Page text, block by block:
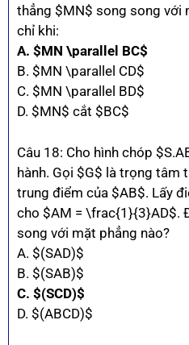
thẳng $MN$ song song với
chỉ khi:
A. $MN \parallel BC$
B. $MN \parallel CD$
C. $MN \parallel BD$
D. $MN$ cắt $BC$
Câu 18: Cho hình chóp
hành. Gọi $G$ là trọng tâm
trung điểm của $AB$. Lấy
cho $AM = \frac{1}{3}AD$.
song với mặt phẳng nào?
A. $(SAD)$
B. $(SAB)$
C. $(SCD)$
D. $(ABCD)$